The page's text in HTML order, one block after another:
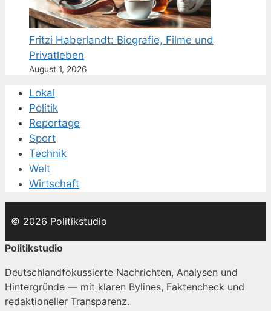
Fritzi Haberlandt: Biografie, Filme und
Privatleben
August 1, 2026
Lokal
Politik
Reportage
Sport
Technik
Welt
Wirtschaft
© 2026 Politikstudio
Politikstudio
Deutschlandfokussierte Nachrichten, Analysen und
Hintergründe — mit klaren Bylines, Faktencheck und
redaktioneller Transparenz.